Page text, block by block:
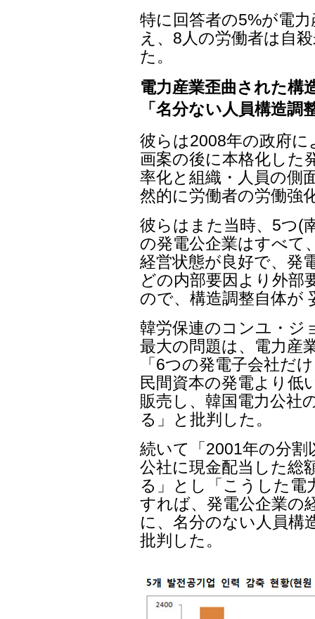
特に回答者の5%が電
え、8人の労働者は自
た。
電力産業歪曲された構
「名分ない人員構造調
彼らは2008年の政府に
画案の後に本格化した
率化と組織・人員の側
然的に労働者の労働強
彼らはまた当時、5つ(
の発電公企業はすべて
経営状態が良好で、発
どの内部要因より外部
ので、構造調整自体が
韓労保連のコンユ・ジ
最大の問題は、電力産
「6つの発電子会社だ
民間資本の発電より低
販売し、韓国電力公社
る」と批判した。
続いて「2001年の分割
公社に現金配当した総
る」とし「こうした電
すれば、発電公企業の
に、名分のない人員構
批判した。